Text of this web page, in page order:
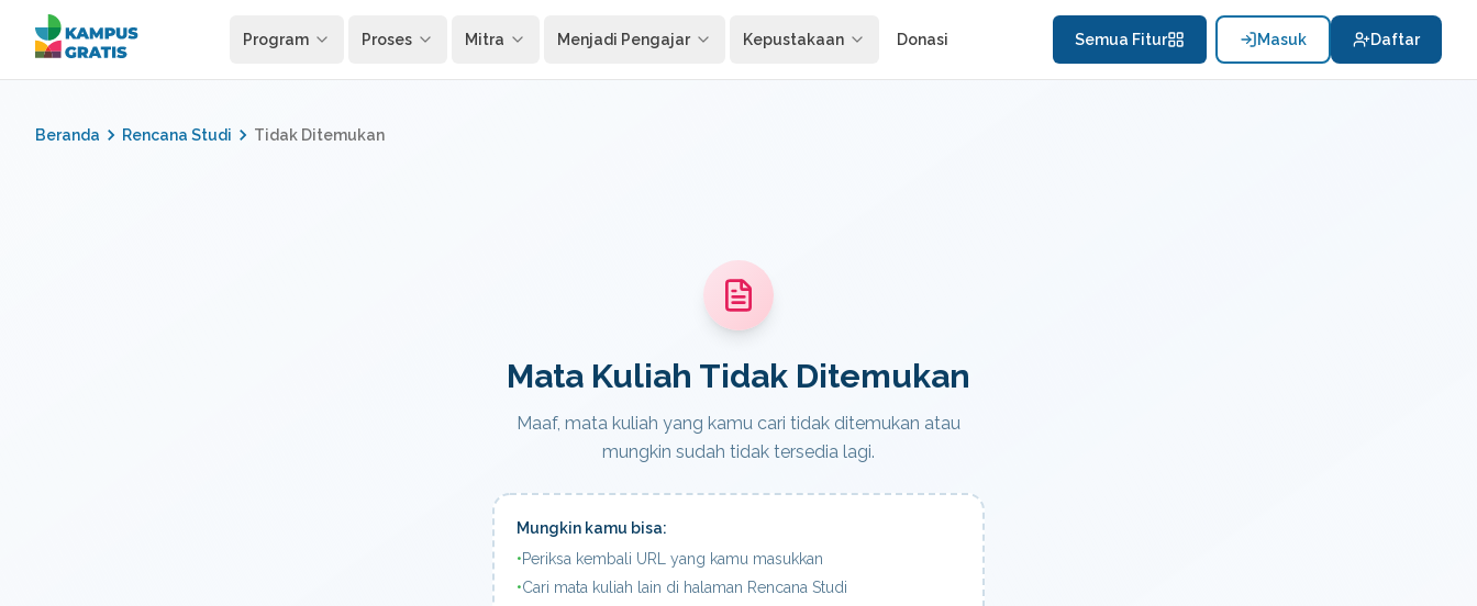
Langsung ke konten utama
Program Proses Mitra Menjadi Pengajar Kepustakaan Donasi Semua Fitur Masuk Daftar
Beranda Rencana Studi Tidak Ditemukan
Mata Kuliah Tidak Ditemukan
Maaf, mata kuliah yang kamu cari tidak ditemukan atau
mungkin sudah tidak tersedia lagi.
Mungkin kamu bisa:
•Periksa kembali URL yang kamu masukkan
•Cari mata kuliah lain di halaman Rencana Studi